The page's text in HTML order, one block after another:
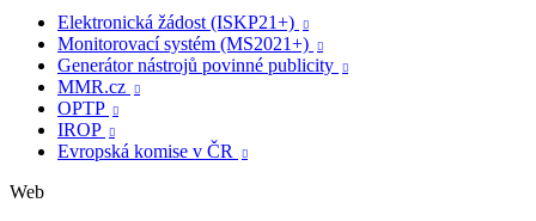
Elektronická žádost (ISKP21+)

Monitorovací systém (MS2021+) 
Generátor nástrojů povinné publicity 
MMR.cz 
OPTP 
IROP 
Evropská komise v ČR 
Web